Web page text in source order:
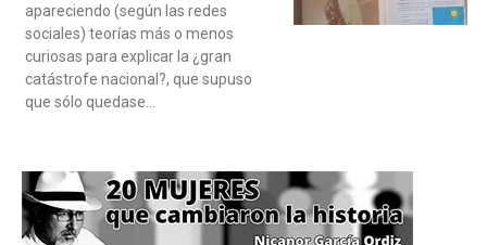
apareciendo (según las redes
sociales) teorías más o menos
curiosas para explicar la ¿gran
catástrofe nacional?, que supuso
que sólo quedase…